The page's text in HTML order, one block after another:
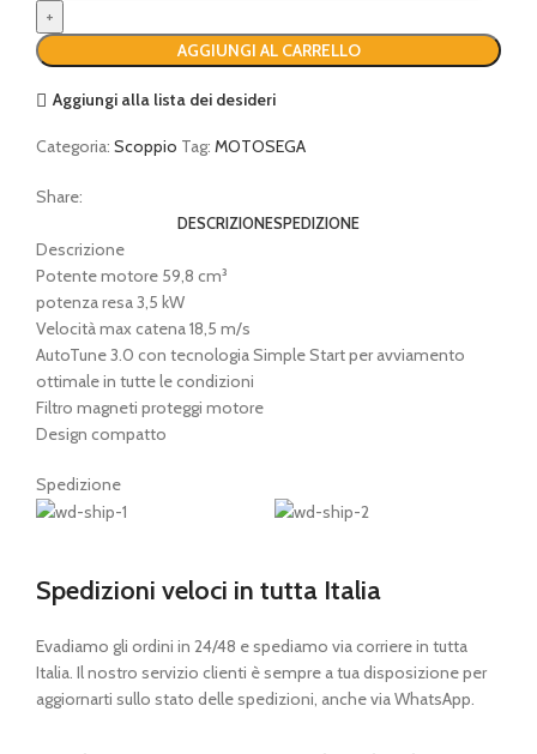
560
XP®
Mark
II
AGGIUNGI AL CARRELLO
Aggiungi alla lista dei desideri
Categoria: Scoppio Tag: MOTOSEGA
Share:
DESCRIZIONESPEDIZIONE
Descrizione
Potente motore 59,8 cm³
potenza resa 3,5 kW
Velocità max catena 18,5 m/s
AutoTune 3.0 con tecnologia Simple Start per avviamento
ottimale in tutte le condizioni
Filtro magneti proteggi motore
Design compatto
Spedizione
Spedizioni veloci in tutta Italia
Evadiamo gli ordini in 24/48 e spediamo via corriere in tutta
Italia. Il nostro servizio clienti è sempre a tua disposizione per
aggiornarti sullo stato delle spedizioni, anche via WhatsApp.